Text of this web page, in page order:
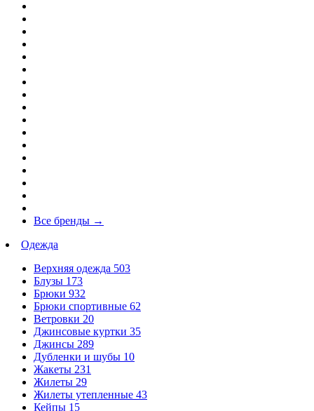
Все бренды →
Одежда
Верхняя одежда 503
Блузы 173
Брюки 932
Брюки спортивные 62
Ветровки 20
Джинсовые куртки 35
Джинсы 289
Дубленки и шубы 10
Жакеты 231
Жилеты 29
Жилеты утепленные 43
Кейпы 15